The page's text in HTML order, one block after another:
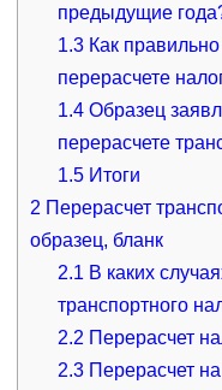
предыдущие
1.3 Как
перерасчете
1.4 Образец
перерасчете
1.5 Итоги
2 Перерасчет
образец, бланк
2.1 В каких
транспортного
2.2 Перерасчет
2.3 Перерасчет